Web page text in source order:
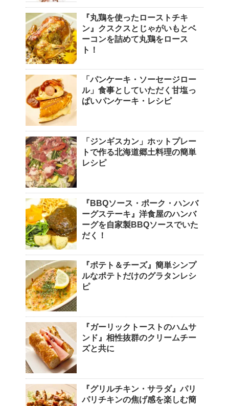
『丸鶏を使ったローストチキ
ン』クスクスとじゃがいもとベ
ーコンを詰めて丸鶏をロース
ト！
「パンケーキ・ソーセージロー
ル」食事としていただく甘塩っ
ぱいパンケーキ・レシピ
「ジンギスカン」ホットプレー
トで作る北海道郷土料理の簡単
レシピ
『BBQソース・ポーク・ハンバ
ーグステーキ』洋食屋のハンバ
ーグを自家製BBQソースでいた
だく！
『ポテト＆チーズ』簡単シンプ
ルなポテトだけのグラタンレシ
ピ
『ガーリックトーストのハムサ
ンド』相性抜群のクリームチー
ズと共に
『グリルチキン・サラダ』パリ
パリチキンの焦げ感を楽しむ簡